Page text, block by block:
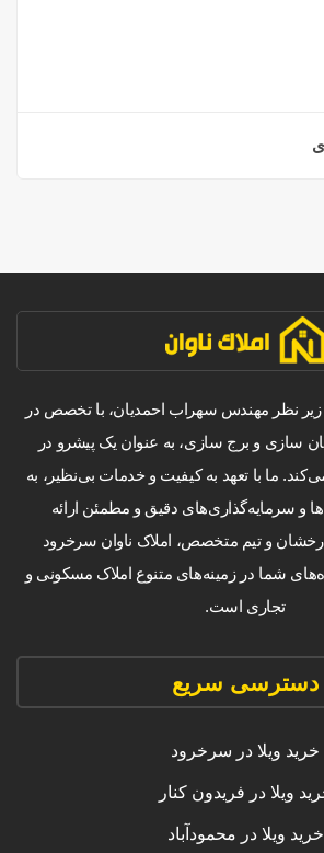
زیر نظر مهندس سهراب احمدیان، با تخصص در
سازی و برج سازی، به عنوان یک پیشرو در
ما با تعهد به کیفیت و خدمات بی‌نظیر، به
و سرمایه‌گذاری‌های دقیق و مطمئن ارائه
و تیم متخصص، املاک ناوان سرخرود
شما در زمینه‌های متنوع املاک مسکونی و
تجاری است.
دسترسی سریع
خرید ویلا در سرخرود
ویلا در فریدون کنار
خرید ویلا در محمودآباد